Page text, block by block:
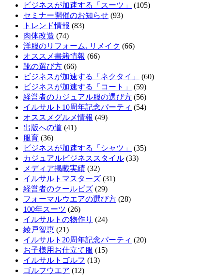
ビジネスが加速する「スーツ」
(105)
セミナー開催のお知らせ (93)
トレンド情報 (83)
肉体改造 (74)
洋服のリフォーム､リメイク (66)
オススメ書籍情報 (66)
靴の選び方 (66)
ビジネスが加速する「ネクタイ」
(60)
ビジネスが加速する「コート」
(59)
経営者のカジュアル服の選び方 (56)
イルサルト10周年記念パーティ (54)
オススメグルメ情報 (49)
出版への道 (41)
服育 (36)
ビジネスが加速する「シャツ」
(35)
カジュアルビジネススタイル (33)
メディア掲載実績 (32)
イルサルトマスターズ (31)
経営者のクールビズ (29)
フォーマルウエアの選び方 (28)
100年スーツ (26)
イルサルトの物作り (24)
綾戸智恵 (21)
イルサルト20周年記念パーティ (20)
お子様用お仕立て服 (15)
イルサルトゴルフ (13)
ゴルフウエア (12)